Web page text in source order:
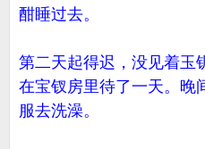
酣睡过去。
第二天起得迟，没见着玉
在宝钗房里待了一天。晚
服去洗澡。